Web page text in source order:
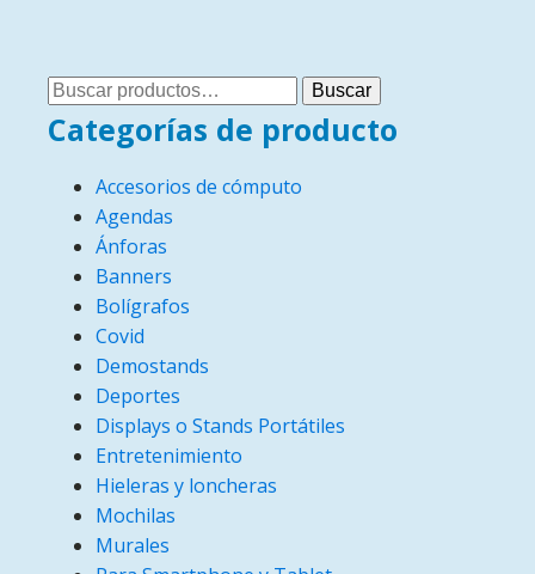
Buscar
por:
Buscar
Categorías de producto
Accesorios de cómputo
Agendas
Ánforas
Banners
Bolígrafos
Covid
Demostands
Deportes
Displays o Stands Portátiles
Entretenimiento
Hieleras y loncheras
Mochilas
Murales